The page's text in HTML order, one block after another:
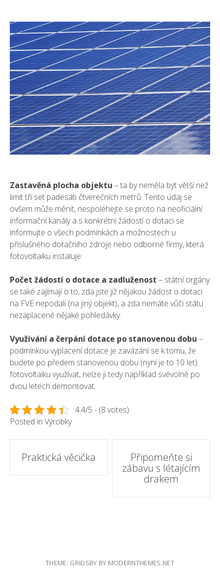
Zastavěná plocha objektu – ta by neměla být větší než
limit tří set padesáti čtverečních metrů. Tento údaj se
ovšem může měnit, nespoléhejte se proto na neoficiální
informační kanály a s konkrétní žádostí o dotaci se
informujte o všech podmínkách a možnostech u
příslušného dotačního zdroje nebo odborné firmy, která
fotovoltaiku instaluje.
Počet žádostí o dotace a zadluženost – státní orgány
se také zajímají o to, zda jste již nějakou žádost o dotaci
na FVE nepodali (na jiný objekt), a zda nemáte vůči státu
nezaplacené nějaké pohledávky.
Využívání a čerpání dotace po stanovenou dobu –
podmínkou vyplacení dotace je zavázání se k tomu, že
budete po předem stanovenou dobu (nyní je to 10 let)
fotovoltaiku využívat, nelze ji tedy například svévolně po
dvou letech demontovat.
4.4/5 - (8 votes)
Posted in Výrobky
Post
navigation
Praktická věcička
Připomeňte si
zábavu s létajícím
drakem
THEME: GRIDSBY BY MODERNTHEMES.NET